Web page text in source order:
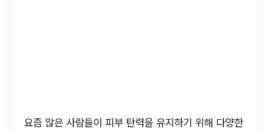
요즘 많은 사람들이 피부 탄력을 유지하기 위해 다양한